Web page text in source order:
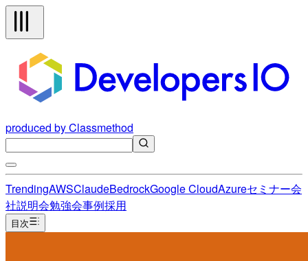
produced by Classmethod
TrendingAWSClaudeBedrockGoogle CloudAzureセミナー会
社説明会勉強会事例採用
目次